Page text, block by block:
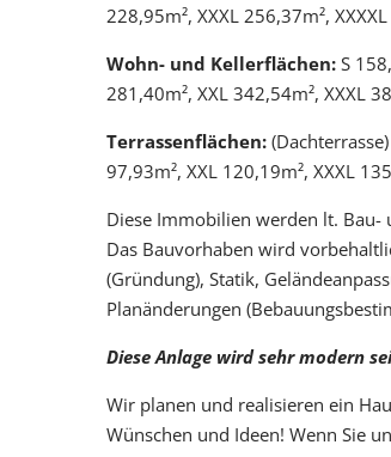
228,95m², XXXL 256,37m²,
Wohn- und Kellerflächen: S
281,40m², XXL 342,54m², XXXL
Terrassenflächen:
97,93m², XXL 120,19m², XXXL
Diese Immobilien werden lt.
Das Bauvorhaben wird
(Gründung), Statik,
Planänderungen
Diese Anlage wird sehr modern
Wir planen und realisieren ein
Wünschen und Ideen! Wenn Sie